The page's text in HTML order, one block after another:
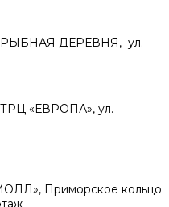
ДЕРЕВНЯ, ул.
«ЕВРОПА», ул.
Приморское кольцо